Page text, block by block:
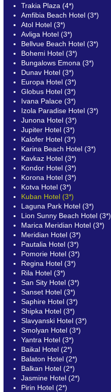
Trakia Plaza (4*)
Amfibia Beach Hotel (3*)
Atol Hotel (3*)
Avliga Hotel (3*)
Bellvue Beach Hotel (3*)
Bohemi Hotel (3*)
Bungalows Emona (3*)
Dunav Hotel (3*)
Europa Hotel (3*)
Globus Hotel (3*)
Ivana Palace (3*)
Izola Paradise Hotel (3*)
Junona Hotel (3*)
Jupiter Hotel (3*)
Kalofer Hotel (3*)
Karina Beach Hotel (3*)
Kavkaz Hotel (3*)
Kondor Hotel (3*)
Korona Hotel (3*)
Kotva Hotel (3*)
Kuban Hotel (3*)
Laguna Park Hotel (3*)
Lion Sunny Beach Hotel (3*)
Marica Meridian Hotel (3*)
Meridian Hotel (3*)
Pautalia Hotel (3*)
Pomorie Hotel (3*)
Regina Hotel (3*)
Rila Hotel (3*)
San Sity Hotel (3*)
Sanset Hotel (3*)
Saphire Hotel (3*)
Shipka Hotel (3*)
Slavyanski Hotel (3*)
Smolyan Hotel (3*)
Yantra Hotel (3*)
Baikal Hotel (2*)
Balaton Hotel (2*)
Balkan Hotel (2*)
Jasmine Hotel (2*)
Pirin Hotel (2*)